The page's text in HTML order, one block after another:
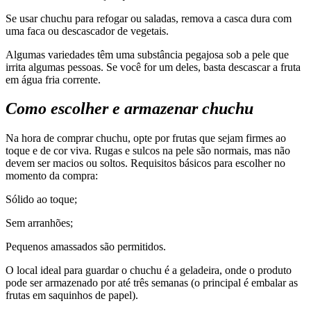
Se usar chuchu para refogar ou saladas, remova a casca dura com
uma faca ou descascador de vegetais.
Algumas variedades têm uma substância pegajosa sob a pele que
irrita algumas pessoas. Se você for um deles, basta descascar a fruta
em água fria corrente.
Como escolher e armazenar chuchu
Na hora de comprar chuchu, opte por frutas que sejam firmes ao
toque e de cor viva. Rugas e sulcos na pele são normais, mas não
devem ser macios ou soltos. Requisitos básicos para escolher no
momento da compra:
Sólido ao toque;
Sem arranhões;
Pequenos amassados ​​são permitidos.
O local ideal para guardar o chuchu é a geladeira, onde o produto
pode ser armazenado por até três semanas (o principal é embalar as
frutas em saquinhos de papel).